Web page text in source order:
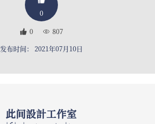
0
0
807
发布时间： 2021年07月10日
此间設計工作室